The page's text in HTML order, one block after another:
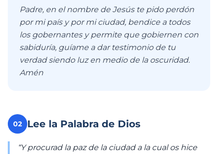
Padre, en el nombre de Jesús te pido perdón
por mi país y por mi ciudad, bendice a todos
los gobernantes y permite que gobiernen con
sabiduría, guíame a dar testimonio de tu
verdad siendo luz en medio de la oscuridad.
Amén
02 Lee la Palabra de Dios
“Y procurad la paz de la ciudad a la cual os hice